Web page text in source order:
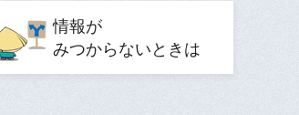
情報が
みつからないときは